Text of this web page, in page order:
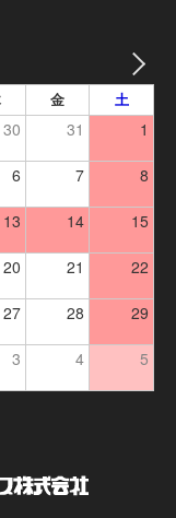
金 土
30 31 1
6 7 8
13 14 15
20 21 22
27 28 29
3 4 5